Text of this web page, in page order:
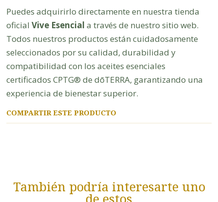
Puedes adquirirlo directamente en nuestra tienda
oficial Vive Esencial a través de nuestro sitio web.
Todos nuestros productos están cuidadosamente
seleccionados por su calidad, durabilidad y
compatibilidad con los aceites esenciales
certificados CPTG® de dōTERRA, garantizando una
experiencia de bienestar superior.
COMPARTIR ESTE PRODUCTO
También podría interesarte uno
de estos